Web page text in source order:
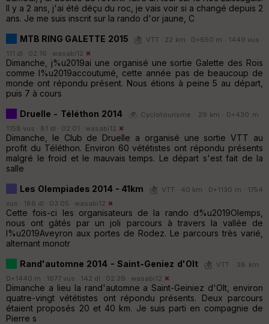
Il y a 2 ans, j'ai été déçu du roc, je vais voir si a changé depuis 2
ans. Je me suis inscrit sur la rando d'or jaune, C
MTB RING GALETTE 2015
VTT · 22 km · D+650 m · 1449 vus ·
111 dl · 02:16 · wasabi12
Dimanche, j%u2019ai une organisé une sortie Galette des Rois
comme l%u2019accoutumé, cette année pas de beaucoup de
monde ont répondu présent. Nous étions à peine 5 au départ,
puis 7 à cours
Druelle - Téléthon 2014
Cyclotourisme · 29 km · D+430 m ·
1158 vus · 81 dl · 02:01 · wasabi12
Dimanche, le Club de Druelle a organisé une sortie VTT au
profit du Téléthon. Environ 60 vététistes ont répondu présents
malgré le froid et le mauvais temps. Le départ s'est fait de la
salle
Les Olempiades 2014 - 41km
VTT · 40 km · D+1130 m · 1754
vus · 186 dl · 03:05 · wasabi12
Cette fois-ci les organisateurs de la rando d%u2019Olemps,
nous ont gâtés par un joli parcours à travers la vallée de
l%u2019Aveyron aux portes de Rodez. Le parcours très varié,
alternant monotr
Rand'automne 2014 - Saint-Geniez d'Olt
VTT · 38 km ·
D+1440 m · 1677 vus · 142 dl · 02:39 · wasabi12
Dimanche a lieu la rand'automne a Saint-Geiniez d'Olt, environ
quatre-vingt vététistes ont répondu présents. Deux parcours
étaient proposés 20 et 40 km. Je suis parti en compagnie de
Pierre s